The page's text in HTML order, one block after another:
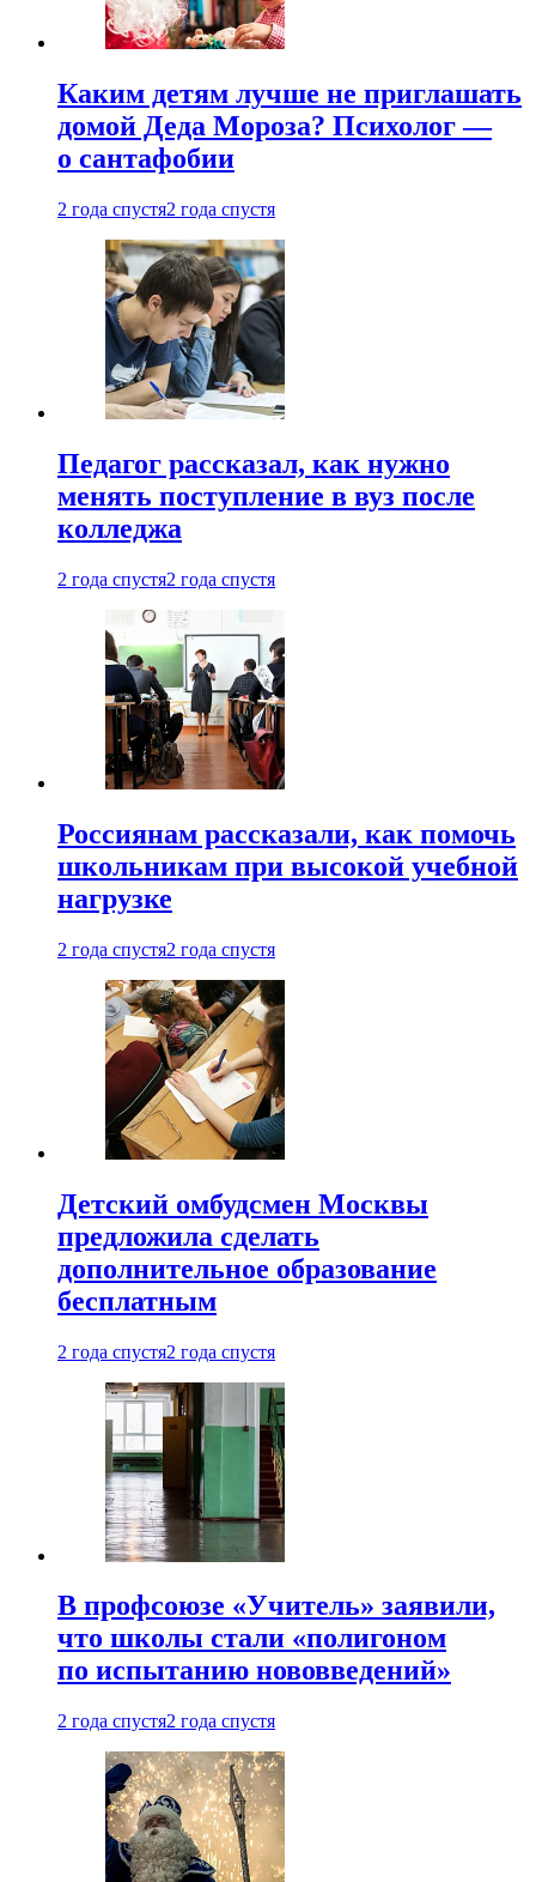
Каким детям лучше не приглашать
домой Деда Мороза? Психолог —
о сантафобии
2 года спустя2 года спустя
Педагог рассказал, как нужно
менять поступление в вуз после
колледжа
2 года спустя2 года спустя
Россиянам рассказали, как помочь
школьникам при высокой учебной
нагрузке
2 года спустя2 года спустя
Детский омбудсмен Москвы
предложила сделать
дополнительное образование
бесплатным
2 года спустя2 года спустя
В профсоюзе «Учитель» заявили,
что школы стали «полигоном
по испытанию нововведений»
2 года спустя2 года спустя